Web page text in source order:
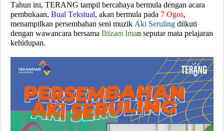
Tahun ini, TERANG tampil bercahaya bermula dengan acara
pembukaan, Bual Tekstual, akan bermula pada 7 Ogos,
menampilkan persembahan seni muzik Aki Seruling diikuti
dengan wawancara bersama Iltizam Iman seputar mata pelajaran
kehidupan.